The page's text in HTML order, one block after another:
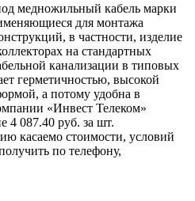
медножильный кабель марки
для монтажа
в частности, изделие
на стандартных
канализации в типовых
герметичностью, высокой
а потому удобна в
«Инвест Телеком»
4 087.40 руб. за шт.
касаемо стоимости, условий
по телефону,